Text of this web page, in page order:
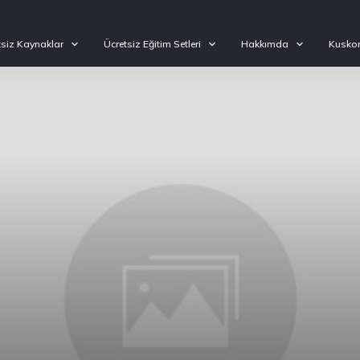
Kaynaklar Ücretsiz Eğitim Setleri Hakkımda